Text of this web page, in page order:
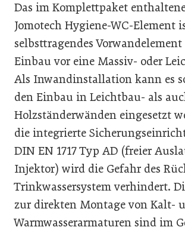
Das im Komplettpaket
Jomotech Hygiene-WC-Element
selbsttragendes
Einbau vor eine Massiv- oder
Als Inwandinstallation kann es
den Einbau in Leichtbau- als
Holzständerwänden eingesetzt
die integrierte
DIN EN 1717 Typ AD (freier
Injektor) wird die Gefahr des
Trinkwassersystem verhindert.
zur direkten Montage von Kalt-
Warmwasserarmaturen sind im